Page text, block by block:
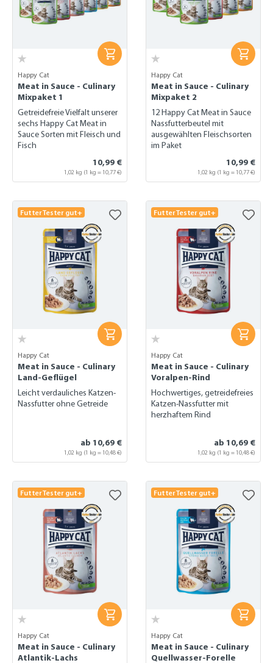
Happy Cat
Meat in Sauce - Culinary
Mixpaket 1
Getreidefreie Vielfalt unserer
sechs Happy Cat Meat in
Sauce Sorten mit Fleisch und
Fisch
10,99 €
1,02 kg (1 kg = 10,77 €)
Happy Cat
Meat in Sauce - Culinary
Mixpaket 2
12 Happy Cat Meat in Sauce
Nassfutterbeutel mit
ausgewählten Fleischsorten
im Paket
10,99 €
1,02 kg (1 kg = 10,77 €)
FutterTester gut+
Happy Cat
Meat in Sauce - Culinary
Land-Geflügel
Leicht verdauliches Katzen-
Nassfutter ohne Getreide
ab 10,69 €
1,02 kg (1 kg = 10,48 €)
FutterTester gut+
Happy Cat
Meat in Sauce - Culinary
Voralpen-Rind
Hochwertiges, getreidefreies
Katzen-Nassfutter mit
herzhaftem Rind
ab 10,69 €
1,02 kg (1 kg = 10,48 €)
FutterTester gut+
Happy Cat
Meat in Sauce - Culinary
Atlantik-Lachs
FutterTester gut+
Happy Cat
Meat in Sauce - Culinary
Quellwasser-Forelle